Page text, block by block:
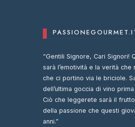
“Gentili Signore, Cari Signori!
sarà l’emotività e la verità che
che ci portino via le briciole.
dell’ultima goccia di vino
Ciò che leggerete sarà il
della passione che questi
anni.”